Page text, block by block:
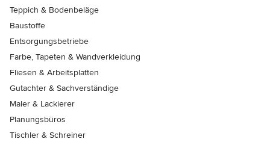
Teppich & Bodenbeläge
Baustoffe
Entsorgungsbetriebe
Farbe, Tapeten & Wandverkleidung
Fliesen & Arbeitsplatten
Gutachter & Sachverständige
Maler & Lackierer
Planungsbüros
Tischler & Schreiner